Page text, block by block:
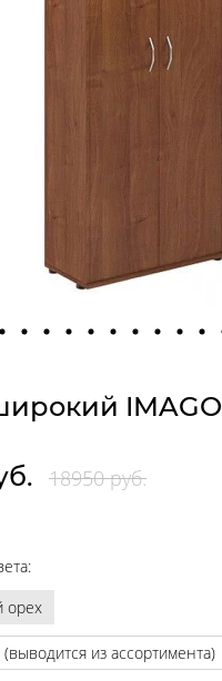
IMAGO
18950 руб.
орех
из ассортимента)